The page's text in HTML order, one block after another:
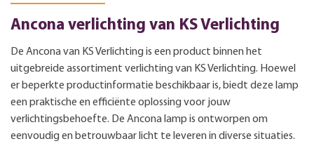
Ancona verlichting van KS Verlichting
De Ancona van KS Verlichting is een product binnen het
uitgebreide assortiment verlichting van KS Verlichting. Hoewel
er beperkte productinformatie beschikbaar is, biedt deze lamp
een praktische en efficiënte oplossing voor jouw
verlichtingsbehoefte. De Ancona lamp is ontworpen om
eenvoudig en betrouwbaar licht te leveren in diverse situaties.